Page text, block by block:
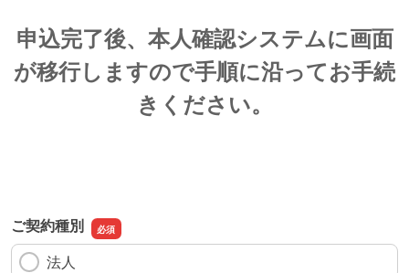
申込完了後、本人確認システムに画面
が移行しますので手順に沿ってお手続
きください。
ご契約種別
法人